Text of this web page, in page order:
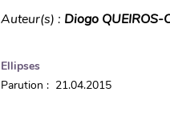
Auteur(s) : Diogo QUEIROS-
Ellipses
Parution : 21.04.2015